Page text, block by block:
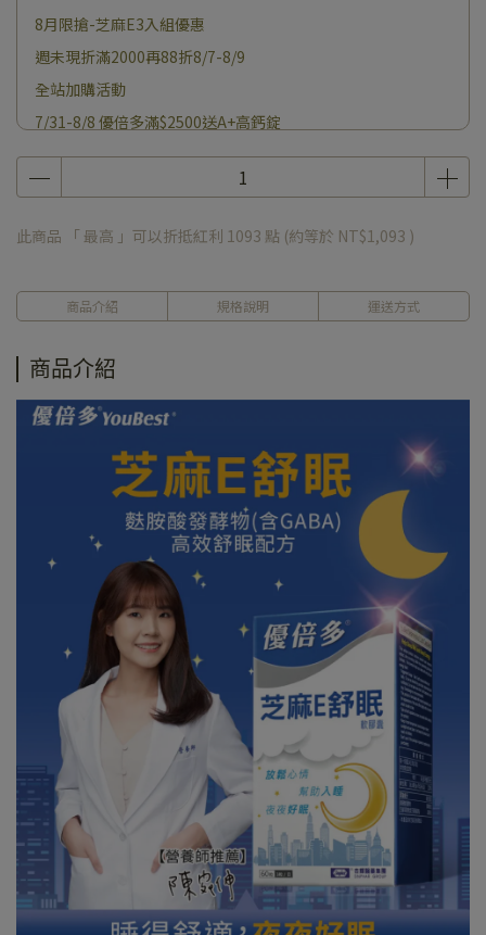
8月限搶-芝麻E3入組優惠
週未現折滿2000再88折8/7-8/9
全站加購活動
7/31-8/8 優倍多滿$2500送A+高鈣錠
此商品 「 最高 」可以折抵紅利 1093 點 (約等於 NT$1,093 )
商品介紹 規格說明 運送方式
商品介紹